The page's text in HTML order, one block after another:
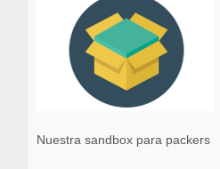
Nuestra sandbox para packers